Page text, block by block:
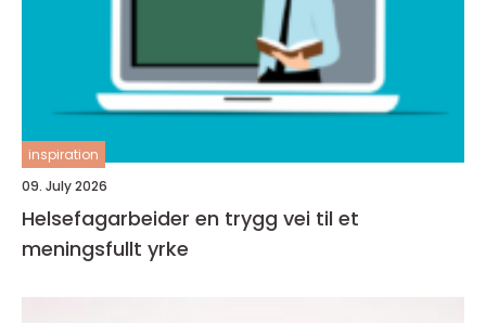
inspiration
09. July 2026
Helsefagarbeider en trygg vei til et
meningsfullt yrke